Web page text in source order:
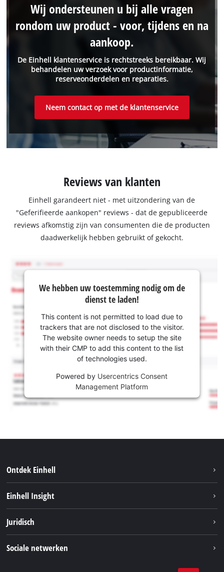
De Einhell klantenservice is rechtstreeks bereikbaar. Wij
behandelen uw verzoek voor productinformatie,
reserveonderdelen en reparaties.
Wij ondersteunen u bij alle vragen
rondom uw product - voor, tijdens en na
aankoop.
Neem contact op met de klantenservice
Reviews van klanten
Einhell garandeert niet - met uitzondering van de
"Geferifieerde aankopen" reviews - dat de gepubliceerde
reviews afkomstig zijn van consumenten die de producten
daadwerkelijk hebben gebruikt of gekocht.
We hebben uw toestemming nodig om de
dienst te laden!
This content is not permitted to load due to
trackers that are not disclosed to the visitor.
The website owner needs to setup the site
with their CMP to add this content to the list
of technologies used.
Powered by Usercentrics Consent
Management Platform
Ontdek Einhell
Service
Einhell Insight
Carrière
Juridisch
Sociale netwerken